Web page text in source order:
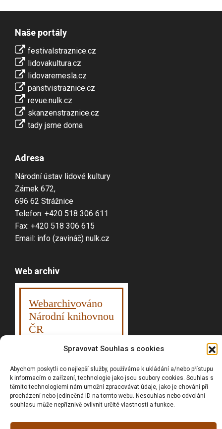
Spravovat Souhlas s cookies
Abychom poskytli co nejlepší služby, používáme k ukládání a/nebo přístupu
k informacím o zařízení, technologie jako jsou soubory cookies. Souhlas s
těmito technologiemi nám umožní zpracovávat údaje, jako je chování při
procházení nebo jedinečná ID na tomto webu. Nesouhlas nebo odvolání
souhlasu může nepříznivě ovlivnit určité vlastnosti a funkce.
Naše portály
festivalstraznice.cz
lidovakultura.cz
lidovaremesla.cz
panstvistraznice.cz
revue.nulk.cz
skanzenstraznice.cz
tady jsme doma
Adresa
Národní ústav lidové kultury
Zámek 672,
696 62 Strážnice
Telefon: +420 518 306 611
Fax: +420 518 306 615
Email: info (zavináč) nulk.cz
Web archiv
Webarchivováno
Národní knihovnou
ČR
Vyhledávání
Prohlášní o přístupnosti